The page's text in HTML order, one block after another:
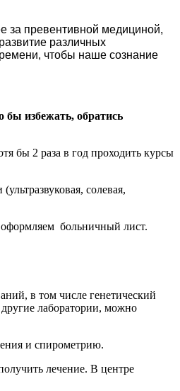
за превентивной медициной,
различных
чтобы наше сознание
избежать, обратись
бы 2 раза в год проходить курсы
солевая,
больничный лист.
в том числе генетический
лаборатории, можно
и спирометрию.
лечение. В центре